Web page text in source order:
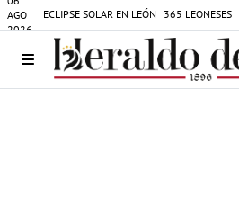
AGO
2026
ECLIPSE SOLAR EN LEÓN 365 LEONESES